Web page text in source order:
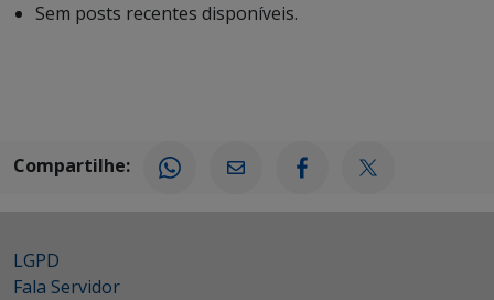
Sem posts recentes disponíveis.
Compartilhe:
LGPD
Fala Servidor